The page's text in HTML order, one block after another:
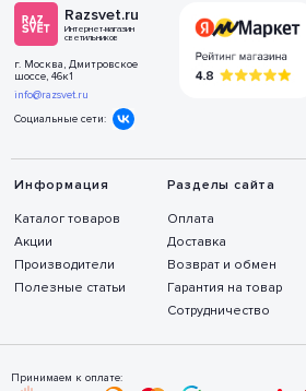
Razsvet.ru
Интернет-магазин
светильников
г. Москва, Дмитровское
шоссе, 46к1
info@razsvet.ru
Социальные сети:
Информация
Каталог товаров
Акции
Производители
Полезные статьи
Разделы сайта
Оплата
Доставка
Возврат и обмен
Гарантия на товар
Сотрудничество
Принимаем к оплате: